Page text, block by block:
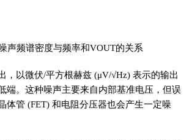
声频谱密度与频率和VOUT的关系
，以微伏/平方根赫兹 (μV/√Hz) 表示的输出
端。这种噪声主要来自内部基准电压，但误
体管 (FET) 和电阻分压器也会产生一定噪